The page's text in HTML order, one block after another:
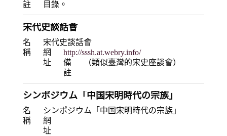
註
目錄。
宋代史談話會
名
稱
宋代史談話會
網
址
http://sssh.at.webry.info/
備
註
（類似臺灣的宋史座談會）
シンポジウム「中国宋明時代の宗族」
名
稱
シンポジウム「中国宋明時代の宗族」
網
址